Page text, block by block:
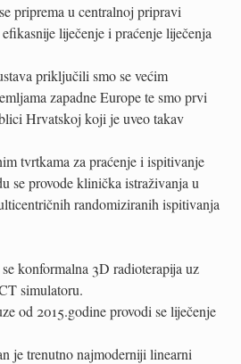
priprema u centralnoj pripravi
liječenje i praćenje liječenja
priključili smo se većim
zapadne Europe te smo prvi
Hrvatskoj koji je uveo takav
tvrtkama za praćenje i ispitivanje
se provode klinička istraživanja u
randomiziranih ispitivanja
konformalna 3D radioterapija uz
simulatoru.
od 2015.godine provodi se liječenje
je trenutno najmoderniji linearni